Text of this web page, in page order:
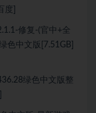
度]
修复-(官中+全
色中文版[7.51GB]
绿色中文版整